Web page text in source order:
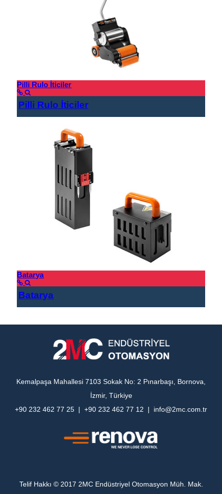
Pilli Rulo İticiler
Pilli Rulo İticiler
Batarya
Batarya
Kemalpaşa Mahallesi 7103 Sokak No: 2 Pınarbaşı, Bornova,
İzmir, Türkiye
+90 232 462 77 25 | +90 232 462 77 12 | info@2mc.com.tr
Telif Hakkı © 2017 2MC Endüstriyel Otomasyon Müh. Mak.